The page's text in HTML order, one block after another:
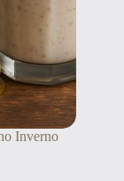
Inverno